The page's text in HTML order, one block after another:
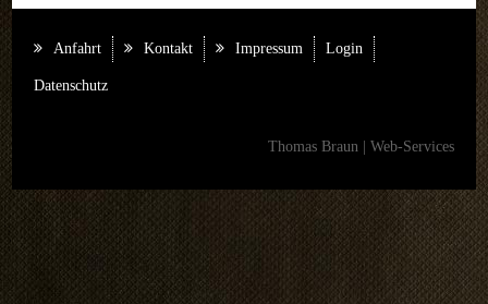
Anfahrt Kontakt Impressum Login
Datenschutz
Thomas Braun | Web-Services